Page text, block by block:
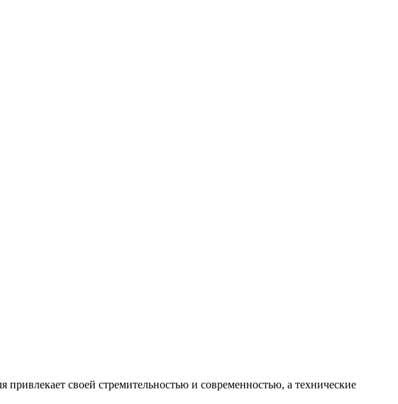
своей стремительностью и современностью, а технические